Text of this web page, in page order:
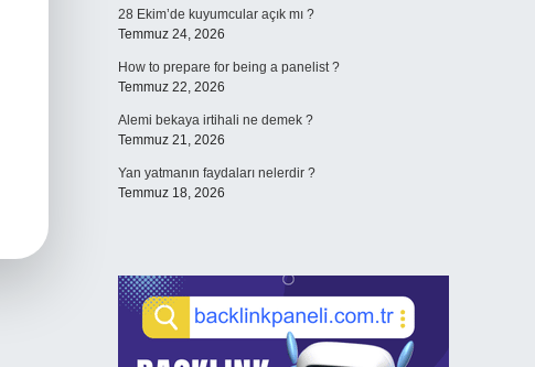
28 Ekim’de kuyumcular açık mı ?
Temmuz 24, 2026
How to prepare for being a panelist ?
Temmuz 22, 2026
Alemi bekaya irtihali ne demek ?
Temmuz 21, 2026
Yan yatmanın faydaları nelerdir ?
Temmuz 18, 2026